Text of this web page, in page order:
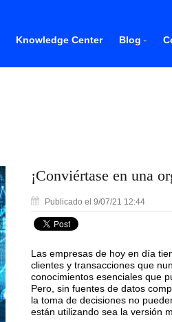
Knowledge Center Blog
¡Conviértase en una
Publicado el 9/07/21 12:44
Las empresas de hoy en día
clientes y transacciones que
conocimientos esenciales que
Pero, sin fuentes de datos
la toma de decisiones no
están utilizando sea la versión